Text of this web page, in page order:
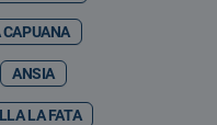
ANSIA
LA FATA